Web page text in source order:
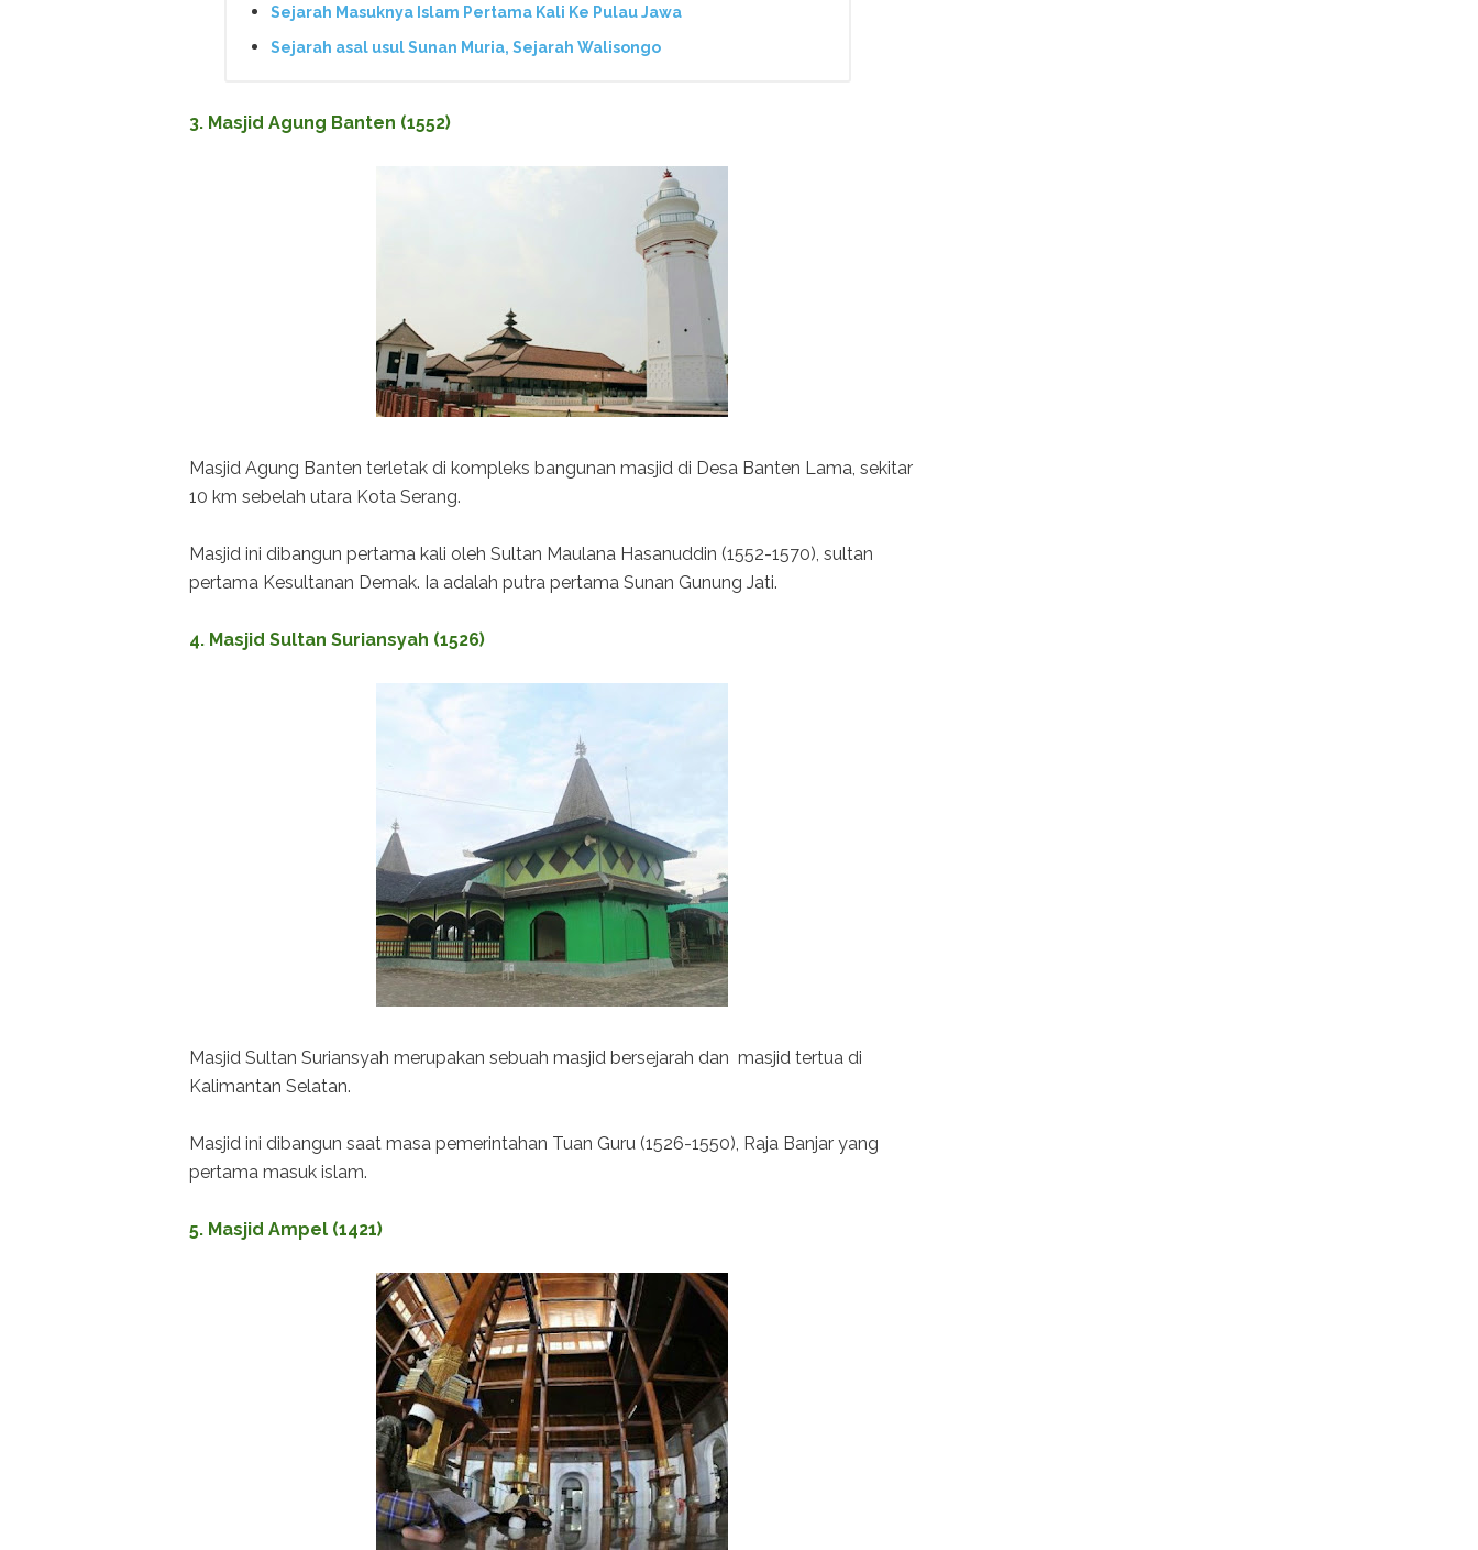
Sejarah Masuknya Islam Pertama Kali Ke Pulau Jawa
Sejarah asal usul Sunan Muria, Sejarah Walisongo
3. Masjid Agung Banten (1552)
Masjid Agung Banten terletak di kompleks bangunan masjid di Desa Banten Lama, sekitar
10 km sebelah utara Kota Serang.
Masjid ini dibangun pertama kali oleh Sultan Maulana Hasanuddin (1552-1570), sultan
pertama Kesultanan Demak. Ia adalah putra pertama Sunan Gunung Jati.
4. Masjid Sultan Suriansyah (1526)
Masjid Sultan Suriansyah merupakan sebuah masjid bersejarah dan masjid tertua di
Kalimantan Selatan.
Masjid ini dibangun saat masa pemerintahan Tuan Guru (1526-1550), Raja Banjar yang
pertama masuk islam.
5. Masjid Ampel (1421)